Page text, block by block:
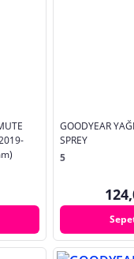
GOODYEAR
SPREY
5